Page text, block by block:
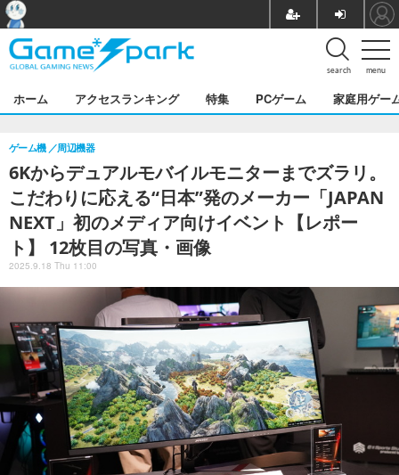
menu
search
ホーム アクセスランキング 特集 PCゲーム 家庭用ゲー
6Kからデュアルモバイルモニターまでズラリ。
こだわりに応える“日本”発のメーカー「JAPAN
NEXT」初のメディア向けイベント【レポー
ト】 12枚目の写真・画像
ゲーム機 周辺機器
2025.9.18 Thu 11:00